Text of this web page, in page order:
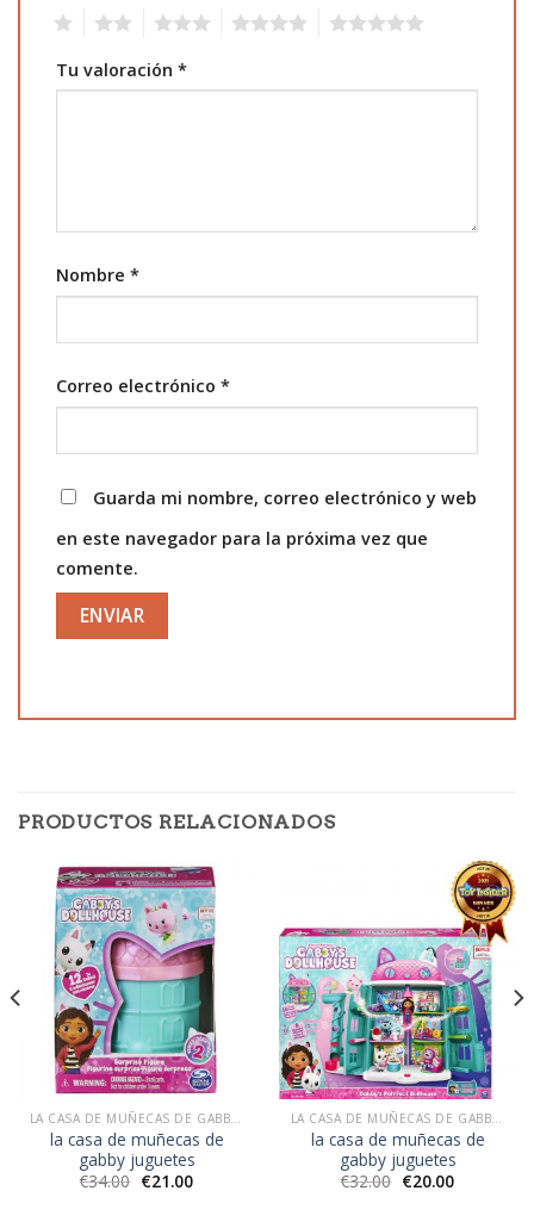
Tu valoración *
Nombre *
Correo electrónico *
Guarda mi nombre, correo electrónico y web
en este navegador para la próxima vez que
comente.
PRODUCTOS RELACIONADOS
LA CASA DE MUÑECAS DE GABBY JUGUETES
la casa de muñecas de
gabby juguetes
€34.00 €21.00
LA CASA DE MUÑECAS DE GABBY JUGUETES
la casa de muñecas de
gabby juguetes
€32.00 €20.00